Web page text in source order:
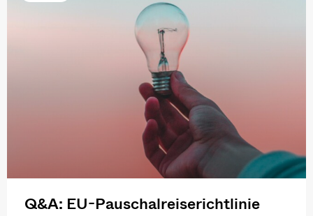
Q&A: EU-Pauschalreiserichtlinie